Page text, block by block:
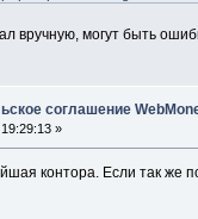
вручную, могут быть
соглашение
»
контора. Если так же